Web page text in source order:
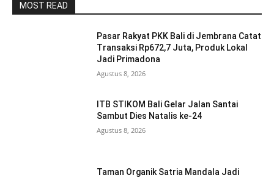
MOST READ
Pasar Rakyat PKK Bali di Jembrana Catat
Transaksi Rp672,7 Juta, Produk Lokal
Jadi Primadona
Agustus 8, 2026
ITB STIKOM Bali Gelar Jalan Santai
Sambut Dies Natalis ke-24
Agustus 8, 2026
Taman Organik Satria Mandala Jadi